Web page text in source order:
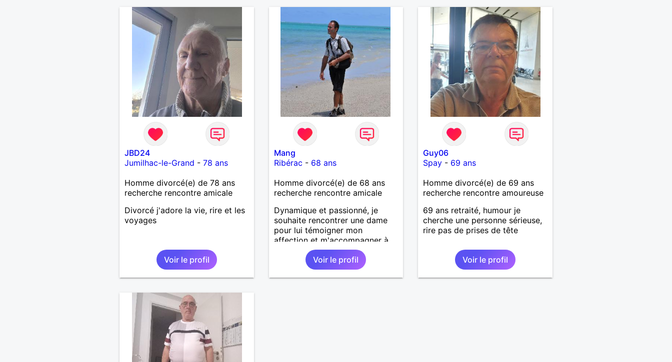
contrainte. Digne de confiance à
la femme qui voudras m 'en
accorder en toute sincérité.
Pour le reste venez me
découvrir par un échange.
fans de l'équipe de l'OM je suis
du département de la Nièvre 58
JBD24
Jumilhac-le-Grand - 78 ans
Homme divorcé(e) de 78 ans
recherche rencontre amicale
Divorcé j'adore la vie, rire et les
voyages
Voir le profil
Mang
Ribérac - 68 ans
Homme divorcé(e) de 68 ans
recherche rencontre amicale
Dynamique et passionné, je
souhaite rencontrer une dame
pour lui témoigner mon
affection et m'accompagner à
l'océan ou lors de sorties entre
collectionneurs.Voir le profil
Guy06
Spay - 69 ans
Homme divorcé(e) de 69 ans
recherche rencontre amoureuse
69 ans retraité, humour je
cherche une personne sérieuse,
rire pas de prises de tête
Voir le profil